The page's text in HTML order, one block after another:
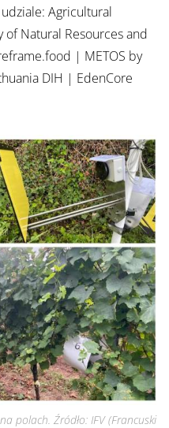
Agricultural
Natural Resources and
| METOS by
DIH | EdenCore
polach. Źródło: IFV (Francuski